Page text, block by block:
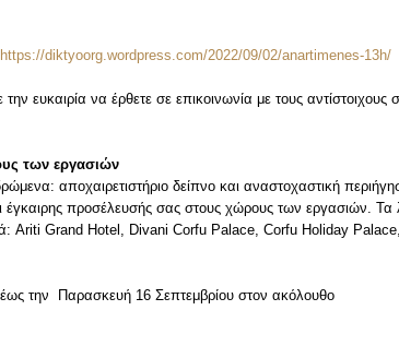
https://diktyoorg.wordpress.com/2022/09/02/anartimenes-13h/
ευκαιρία να έρθετε σε επικοινωνία με τους
των εργασιών
αποχαιρετιστήριο δείπνο και αναστοχαστική
έγκαιρης προσέλευσής σας στους χώρους των εργασιών. Τα
Ariti Grand Hotel, Divani Corfu Palace, Corfu Holiday
την Παρασκευή 16 Σεπτεμβρίου στον ακόλουθο